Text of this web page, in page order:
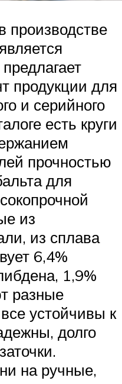
производстве
продукции для
и серийного
есть круги
прочностью
для
из
из сплава
6,4%
1,9%
разные
устойчивы к
долго
на ручные,